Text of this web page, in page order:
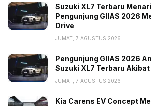
Perkuat SDM Otomotif
PT Toyota Motor Manufacturing
Suzuki XL7 Terbaru
Pengunjung GIIAS 2026
Drive
JUMAT, 7 AGUSTUS 2026
Pengunjung GIIAS 2026
Suzuki XL7 Terbaru
JUMAT, 7 AGUSTUS 2026
Kia Carens EV Concept